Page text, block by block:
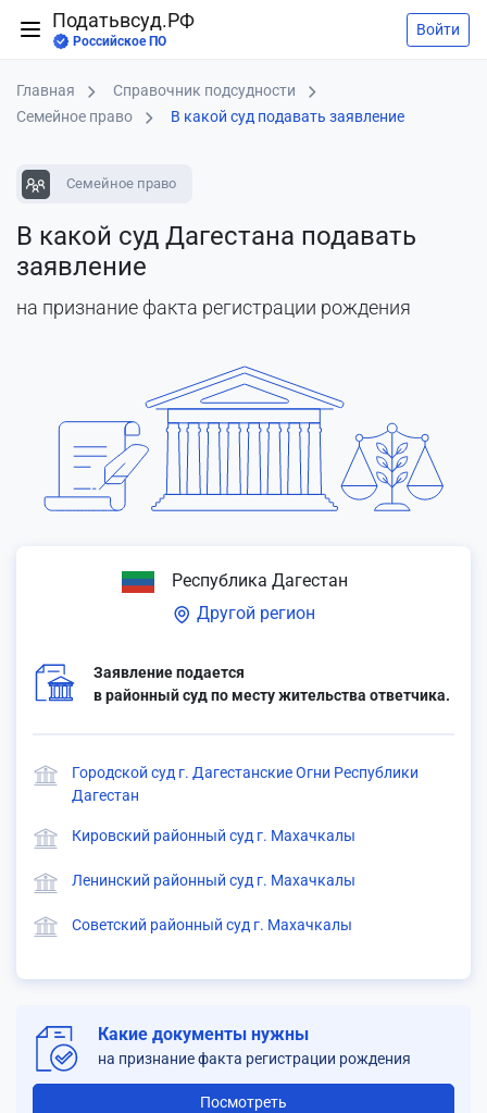
Податьвсуд.РФ
Российское ПО
Войти
Главная
Справочник подсудности
Семейное право
В какой суд подавать заявление
Семейное право
В какой суд Дагестана подавать
заявление
на признание факта регистрации рождения
Республика Дагестан
Другой регион
Заявление подается
в районный суд по месту жительства ответчика.
Городской суд г. Дагестанские Огни Республики
Дагестан
Кировский районный суд г. Махачкалы
Ленинский районный суд г. Махачкалы
Советский районный суд г. Махачкалы
Какие документы нужны
на признание факта регистрации рождения
Посмотреть